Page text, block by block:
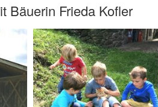
Bäuerin Frieda Kofler